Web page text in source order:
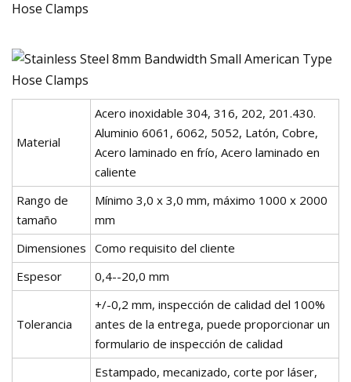
Material
Acero inoxidable 304, 316, 202, 201.430.
Aluminio 6061, 6062, 5052, Latón, Cobre,
Acero laminado en frío, Acero laminado en
caliente
Rango de
tamaño
Mínimo 3,0 x 3,0 mm, máximo 1000 x 2000
mm
Dimensiones Como requisito del cliente
Espesor
0,4--20,0 mm
Tolerancia
+/-0,2 mm, inspección de calidad del 100%
antes de la entrega, puede proporcionar un
formulario de inspección de calidad
Estampado, mecanizado, corte por láser,